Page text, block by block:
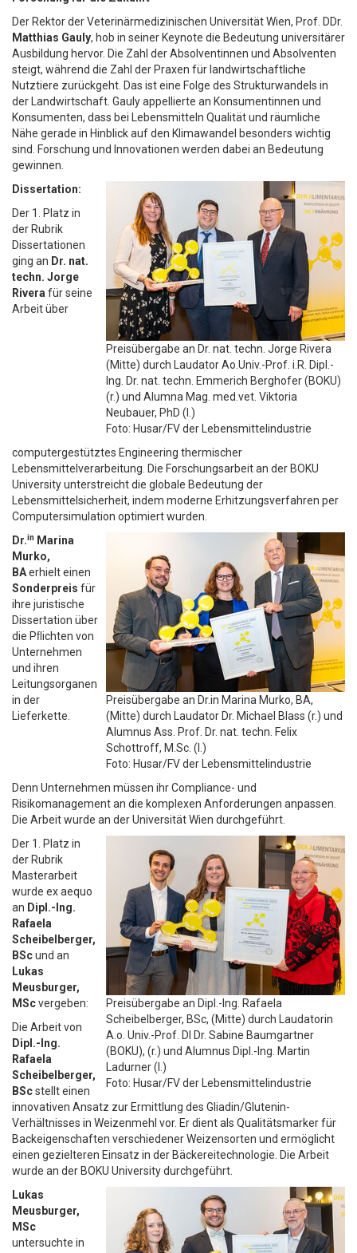
Der Rektor der Veterinärmedizinischen Universität Wien, Prof. DDr.
Matthias Gauly, hob in seiner Keynote die Bedeutung universitärer
Ausbildung hervor. Die Zahl der Absolventinnen und Absolventen
steigt, während die Zahl der Praxen für landwirtschaftliche
Nutztiere zurückgeht. Das ist eine Folge des Strukturwandels in
der Landwirtschaft. Gauly appellierte an Konsumentinnen und
Konsumenten, dass bei Lebensmitteln Qualität und räumliche
Nähe gerade in Hinblick auf den Klimawandel besonders wichtig
sind. Forschung und Innovationen werden dabei an Bedeutung
gewinnen.
Preisübergabe an Dr. nat. techn. Jorge Rivera
(Mitte) durch Laudator Ao.Univ.-Prof. i.R. Dipl.-
Ing. Dr. nat. techn. Emmerich Berghofer (BOKU)
(r.) und Alumna Mag. med.vet. Viktoria
Neubauer, PhD (l.)
Foto: Husar/FV der Lebensmittelindustrie
Dissertation:
Der 1. Platz in
der Rubrik
Dissertationen
ging an Dr. nat.
techn. Jorge
Rivera für seine
Arbeit über
computergestütztes Engineering thermischer
Lebensmittelverarbeitung. Die Forschungsarbeit an der BOKU
University unterstreicht die globale Bedeutung der
Lebensmittelsicherheit, indem moderne Erhitzungsverfahren per
Computersimulation optimiert wurden.
Preisübergabe an Dr.in Marina Murko, BA,
(Mitte) durch Laudator Dr. Michael Blass (r.) und
Alumnus Ass. Prof. Dr. nat. techn. Felix
Schottroff, M.Sc. (l.)
Foto: Husar/FV der Lebensmittelindustrie
Dr.in Marina
Murko,
BAerhielt einen
Sonderpreis für
ihre juristische
Dissertation über
die Pﬂichten von
Unternehmen
und ihren
Leitungsorganen
in der
Lieferkette.
Denn Unternehmen müssen ihr Compliance- und
Risikomanagement an die komplexen Anforderungen anpassen.
Die Arbeit wurde an der Universität Wien durchgeführt.
Preisübergabe an Dipl.-Ing. Rafaela
Scheibelberger, BSc, (Mitte) durch Laudatorin
A.o. Univ.-Prof. DI Dr. Sabine Baumgartner
(BOKU), (r.) und Alumnus Dipl.-Ing. Martin
Ladurner (l.)
Foto: Husar/FV der Lebensmittelindustrie
Der 1. Platz in
der Rubrik
Masterarbeit
wurde ex aequo
an Dipl.-Ing.
Rafaela
Scheibelberger,
BScund an
Lukas
Meusburger,
MScvergeben:
Die Arbeit von
Dipl.-Ing.
Rafaela
Scheibelberger,
BScstellt einen
innovativen Ansatz zur Ermittlung des Gliadin/Glutenin-
Verhältnisses in Weizenmehl vor. Er dient als Qualitätsmarker für
Backeigenschaften verschiedener Weizensorten und ermöglicht
einen gezielteren Einsatz in der Bäckereitechnologie. Die Arbeit
wurde an der BOKU University durchgeführt.
Lukas
Meusburger,
MSc
untersuchte in